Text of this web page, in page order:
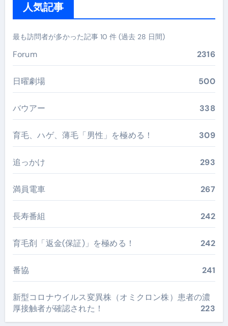
人気記事
最も訪問者が多かった記事 10 件 (過去 28 日間)
Forum 2316
日曜劇場 500
バウアー 338
育毛、ハゲ、薄毛「男性」を極める！ 309
追っかけ 293
満員電車 267
長寿番組 242
育毛剤「返金(保証)」を極める！ 242
番協 241
新型コロナウイルス変異株（オミクロン株）患者の濃
厚接触者が確認された！
223